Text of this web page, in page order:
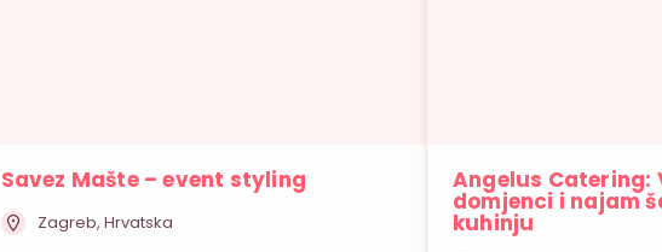
Savez Mašte – event styling
Zagreb, Hrvatska
Angelus Catering:
domjenci i najam
kuhinju